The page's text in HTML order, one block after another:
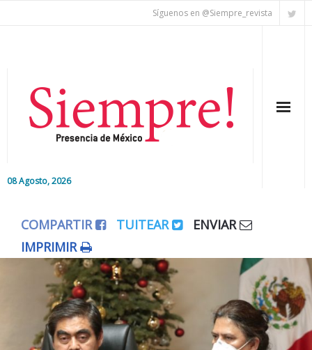
Síguenos en @Siempre_revista
08 Agosto, 2026
Editorial
Nacional
Colaboradores
Internacional
COMPARTIR TUITEAR
ENVIAR
IMPRIMIR